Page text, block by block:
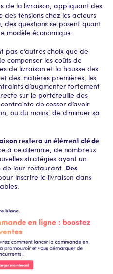
de la livraison, appliquant des
des tensions chez les acteurs
des questions se posent quant
modèle économique.
pas d’autres choix que de
compenser les coûts de
de livraison et la hausse des
des matières premières, les
d’augmenter fortement
sur le portefeuille des
de cesser d’avoir
ou du moins, de diminuer sa
restera un élément clé de
à ce dilemme, de nombreux
stratégies ayant un
leur restaurant. Des
inscrire la livraison dans